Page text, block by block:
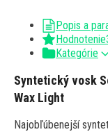
Popis a
Hodnotenie
Kategórie
Syntetický vosk
Wax Light
Najobľúbenejší